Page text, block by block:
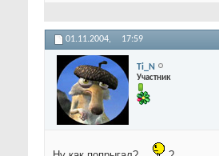
01.11.2004, 17:59
Ti_N
Участник